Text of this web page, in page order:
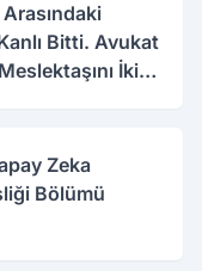
Bitti. Avukat
İki
Zeka
Bölümü